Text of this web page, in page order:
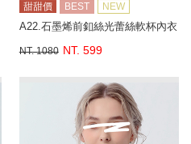
甜甜價 BEST NEW
A22.石墨烯前釦絲光蕾絲軟杯內衣
NT. 1080 NT. 599